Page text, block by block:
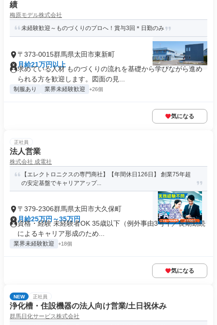
績
梅原モデル株式会社
未経験歓迎～ものづくりのプロへ！賞与3回＊日勤のみ
〒373-0015群馬県太田市東新町
月給21万円以上
求めている人材 ものづくりの流れを基礎から学びながら進め
られる方を歓迎します。図面の見...
制服あり 業界未経験歓迎 +26個
気になる
正社員
法人営業
株式会社 成電社
【エレクトロニクスの専門商社】【年間休日126日】 創業75年超
の安定基盤でキャリアアップ...
〒379-2306群馬県太田市大久保町
月給25万円～35万円
資格・経験 未経験者OK 35歳以下（例外事由3号イ／長期勤続
によるキャリア形成のため...
業界未経験歓迎 +18個
気になる
NEW 正社員
浄化槽・住設機器の法人向け営業/土日祝休み
群馬日化サービス株式会社